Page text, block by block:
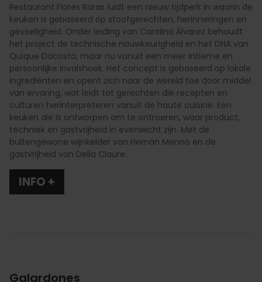
Restaurant Flores Raras luidt een nieuw tijdperk in waarin de
keuken is gebaseerd op stoofgerechten, herinneringen en
gevoeligheid. Onder leiding van Carolina Álvarez behoudt
het project de technische nauwkeurigheid en het DNA van
Quique Dacosta, maar nu vanuit een meer intieme en
persoonlijke invalshoek. Het concept is gebaseerd op lokale
ingrediënten en opent zich naar de wereld toe door middel
van ervaring, wat leidt tot gerechten die recepten en
culturen herinterpreteren vanuit de haute cuisine. Een
keuken die is ontworpen om te ontroeren, waar product,
techniek en gastvrijheid in evenwicht zijn. Met de
buitengewone wijnkelder van Hernán Menno en de
gastvrijheid van Delia Claure.
INFO +
Galardones